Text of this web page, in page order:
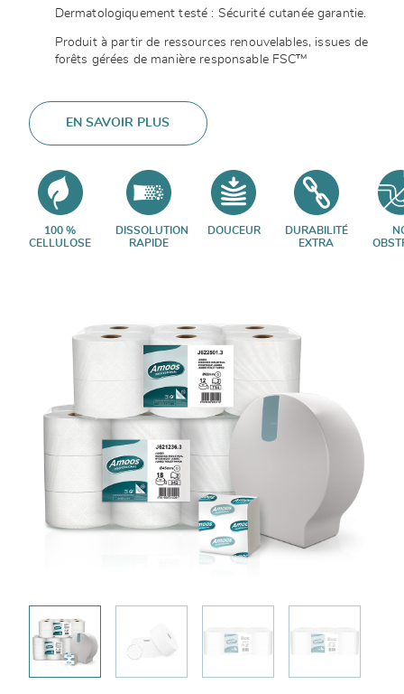
Dermatologiquement testé : Sécurité cutanée garantie.
Produit à partir de ressources renouvelables, issues de
forêts gérées de manière responsable FSC™
EN SAVOIR PLUS
100 %
CELLULOSE
DISSOLUTION
RAPIDE
DOUCEUR
DURABILITÉ
EXTRA